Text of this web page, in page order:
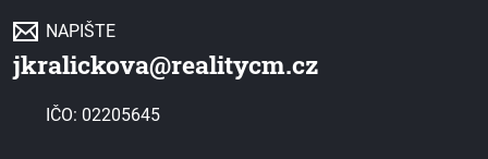
NAPIŠTE
jkralickova@realitycm.cz
IČO: 02205645